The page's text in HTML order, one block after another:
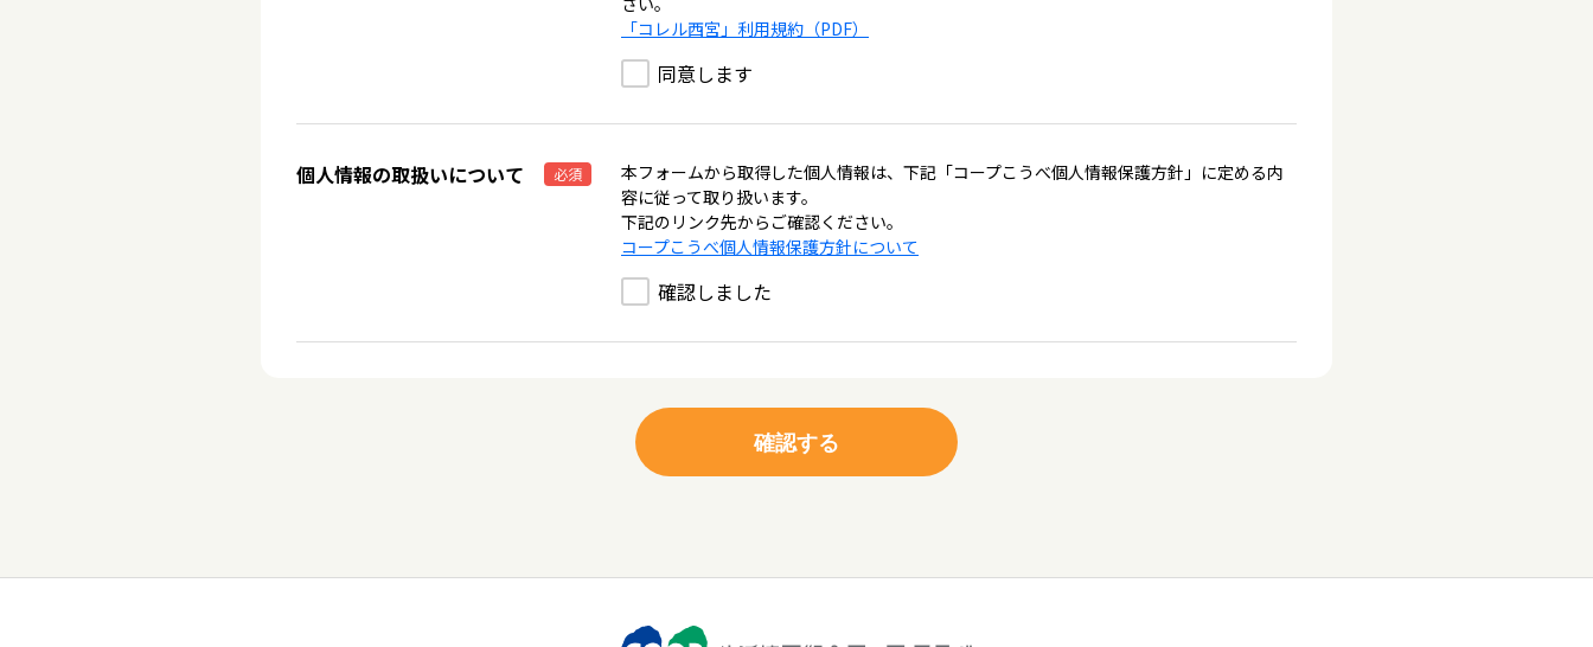
「コレル西宮」利用規約（PDF）
同意します
個人情報の取扱いについて 必須
本フォームから取得した個人情報は、下記「コープこうべ個人情報保護方針」に定める内
容に従って取り扱います。
下記のリンク先からご確認ください。
コープこうべ個人情報保護方針について
確認しました